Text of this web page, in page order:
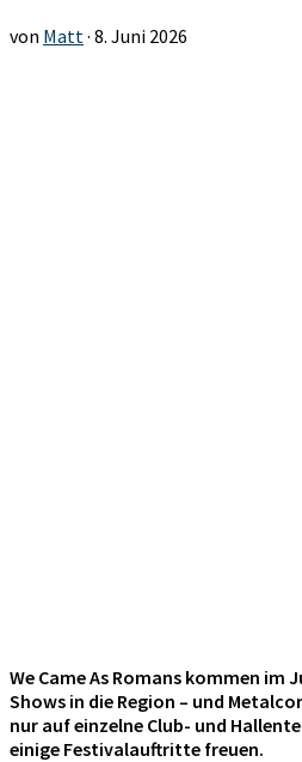
von Matt · 8. Juni 2026
We Came As Romans kommen im
Shows in die Region – und
nur auf einzelne Club- und
einige Festivalauftritte freuen.